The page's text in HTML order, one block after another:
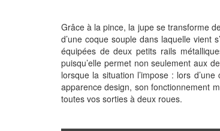
Grâce à la pince, la jupe se transforme
d’une coque souple dans laquelle vient
équipées de deux petits rails
puisqu’elle permet non seulement aux
lorsque la situation l’impose : lors
apparence design, son fonctionnement
toutes vos sorties à deux roues.